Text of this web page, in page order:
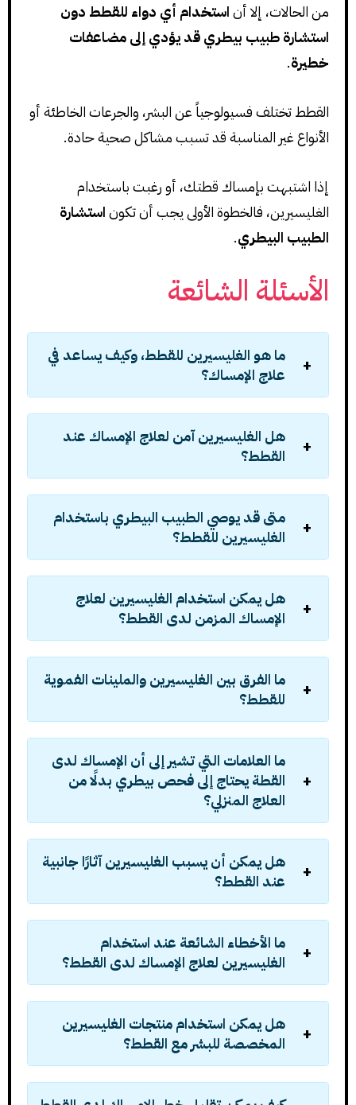
من الحالات، إلا أناستخدام أي دواء للقطط دون
استشارة طبيب بيطري قد يؤدي إلى مضاعفات
خطيرة.
القطط تختلف فسيولوجياً عن البشر، والجرعات الخاطئة أو
الأنواع غير المناسبة قد تسبب مشاكل صحية حادة.
إذا اشتبهت بإمساك قطتك، أو رغبت باستخدام
الغليسيرين، فالخطوة الأولى يجب أن تكوناستشارة
الطبيب البيطري.
الأسئلة الشائعة
ما هو الغليسيرين للقطط، وكيف يساعد في
علاج الإمساك؟
هل الغليسيرين آمن لعلاج الإمساك عند
القطط؟
متى قد يوصي الطبيب البيطري باستخدام
الغليسيرين للقطط؟
هل يمكن استخدام الغليسيرين لعلاج
الإمساك المزمن لدى القطط؟
ما الفرق بين الغليسيرين والملينات الفموية
للقطط؟
ما العلامات التي تشير إلى أن الإمساك لدى
القطة يحتاج إلى فحص بيطري بدلًا من
العلاج المنزلي؟
هل يمكن أن يسبب الغليسيرين آثارًا جانبية
عند القطط؟
ما الأخطاء الشائعة عند استخدام
الغليسيرين لعلاج الإمساك لدى القطط؟
هل يمكن استخدام منتجات الغليسيرين
المخصصة للبشر مع القطط؟